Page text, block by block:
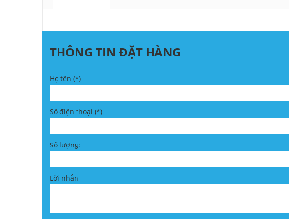
THÔNG TIN ĐẶT HÀNG
Họ tên (*)
Số điện thoại (*)
Số lượng:
Lời nhắn